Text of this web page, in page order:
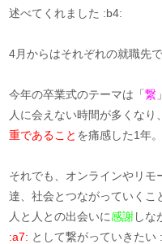
述べてくれました :b4:
4月からはそれぞれの就職先
今年の卒業式のテーマは「繋
人に会えない時間が多くな
重であること を痛感した1年。
それでも、オンラインやリ
達、社会とつながっていくこ
人と人との出会いに感謝しな
:a7: として繋がっていきた